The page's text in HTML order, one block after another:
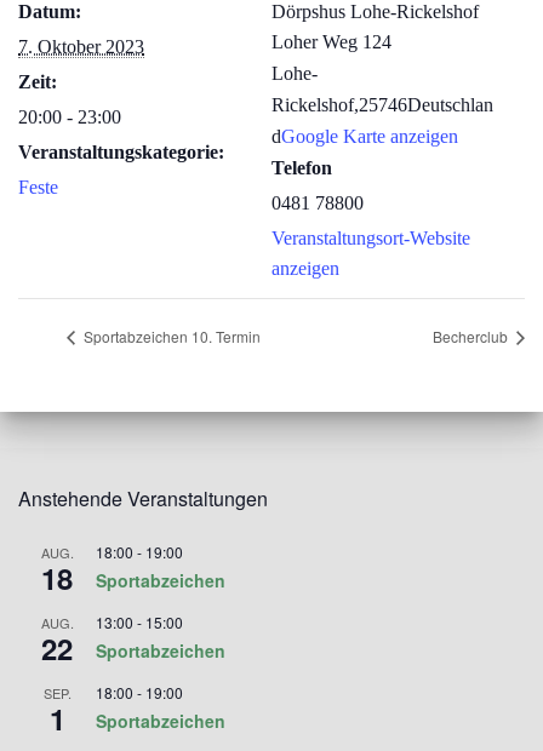
Datum:
7. Oktober 2023
Zeit:
20:00 - 23:00
Veranstaltungskategorie:
Feste
Dörpshus Lohe-Rickelshof
Loher Weg 124
Lohe-
Rickelshof,25746Deutschlan
dGoogle Karte anzeigen
Telefon
0481 78800
Veranstaltungsort-Website
anzeigen
Sportabzeichen 10. Termin Becherclub
Anstehende Veranstaltungen
AUG.
18
18:00 - 19:00
Sportabzeichen
AUG.
22
13:00 - 15:00
Sportabzeichen
SEP.
1
18:00 - 19:00
Sportabzeichen